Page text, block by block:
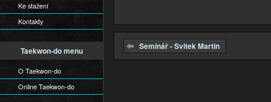
Ke stažení
Kontakty
Taekwon-do menu
O Taekwon-do
Online Taekwon-do
Seminář - Svitek Martin